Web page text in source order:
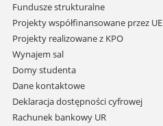
Fundusze strukturalne
Projekty współfinansowane przez UE
Projekty realizowane z KPO
Wynajem sal
Domy studenta
Dane kontaktowe
Deklaracja dostępności cyfrowej
Rachunek bankowy UR